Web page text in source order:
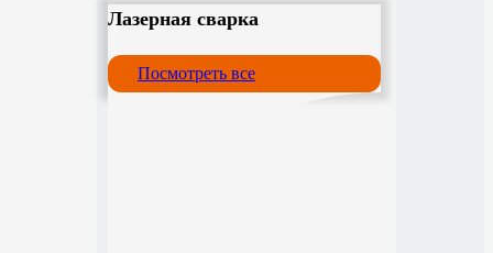
Лазерная сварка
Посмотреть все